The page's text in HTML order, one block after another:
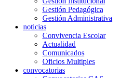
Gestión Pedagógica
Gestión Administrativa
noticias
Convivencia Escolar
Actualidad
Comunicados
Oficios Multiples
convocatorias